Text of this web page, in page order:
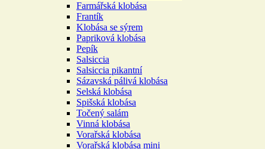
Farmářská klobása
Frantík
Klobása se sýrem
Papriková klobása
Pepík
Salsiccia
Salsiccia pikantní
Sázavská pálivá klobása
Selská klobása
Spišská klobása
Točený salám
Vinná klobása
Vorařská klobása
Vorařská klobása mini